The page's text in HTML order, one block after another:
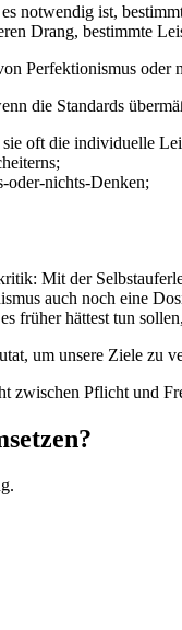
notwendig ist,
Drang, bestimmte
Perfektionismus
die Standards
oft die individuelle
oder-nichts-Denken;
Mit der
auch noch eine
früher hättest tun
um unsere Ziele zu
zwischen Pflicht und